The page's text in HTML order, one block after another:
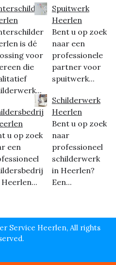
is dé
voor
die
u op zoek
een
Spuitwerk
Heerlen
Bent u op zoek
naar een
professionele
partner voor
spuitwerk...
Schilderwerk
Heerlen
Bent u op zoek
naar
professioneel
schilderwerk
in Heerlen?
Een...
Service Heerlen, All rights